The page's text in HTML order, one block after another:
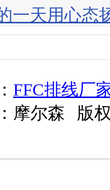
一天用心态
FFC排线厂
摩尔森
版